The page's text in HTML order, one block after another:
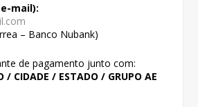
mail):
– Banco Nubank)
de pagamento junto com:
/ CIDADE / ESTADO / GRUPO AE